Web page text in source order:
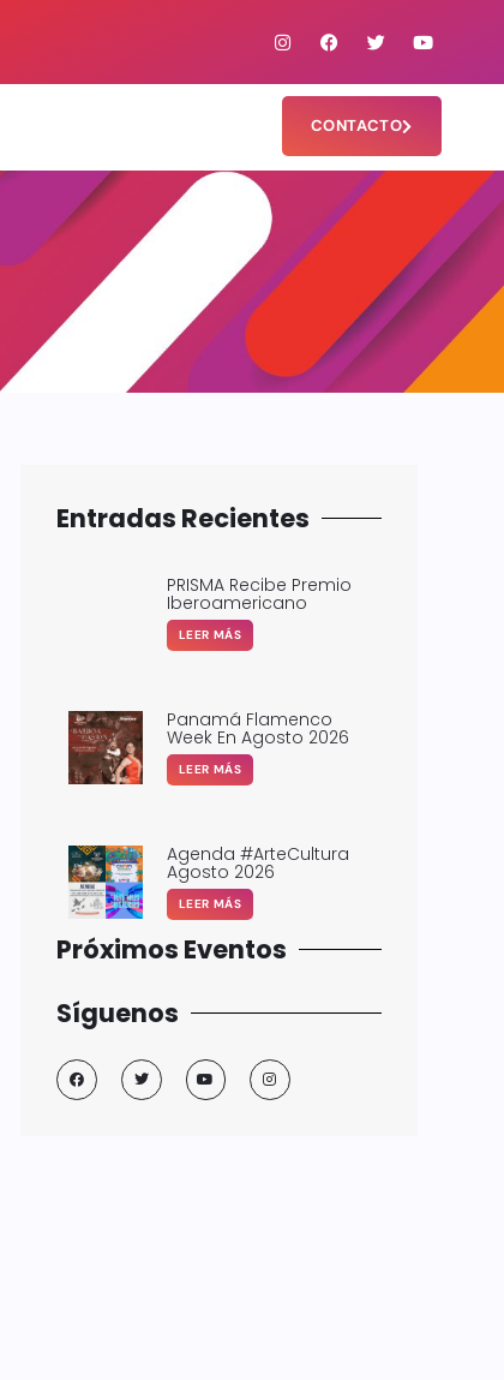
CONTACTO
Entradas Recientes
PRISMA Recibe Premio
Iberoamericano
LEER MÁS
Panamá Flamenco
Week En Agosto 2026
LEER MÁS
Agenda #ArteCultura
Agosto 2026
LEER MÁS
Próximos Eventos
Síguenos